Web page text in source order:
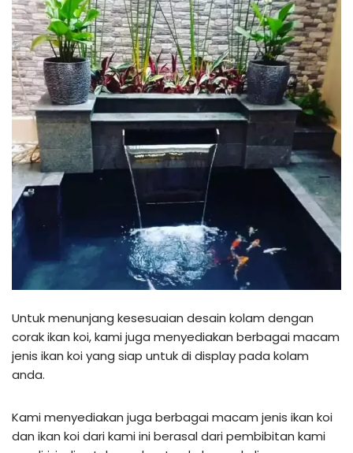
Untuk menunjang kesesuaian desain kolam dengan
corak ikan koi, kami juga menyediakan berbagai macam
jenis ikan koi yang siap untuk di display pada kolam
anda.
Kami menyediakan juga berbagai macam jenis ikan koi
dan ikan koi dari kami ini berasal dari pembibitan kami